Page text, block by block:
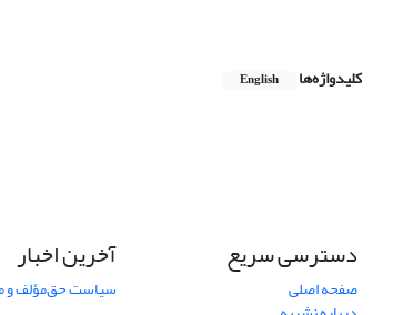
کلیدواژه‌ها English
دسترسی سریع
صفحه اصلی
آخرین اخبار
سیاست حق‌مؤلف و